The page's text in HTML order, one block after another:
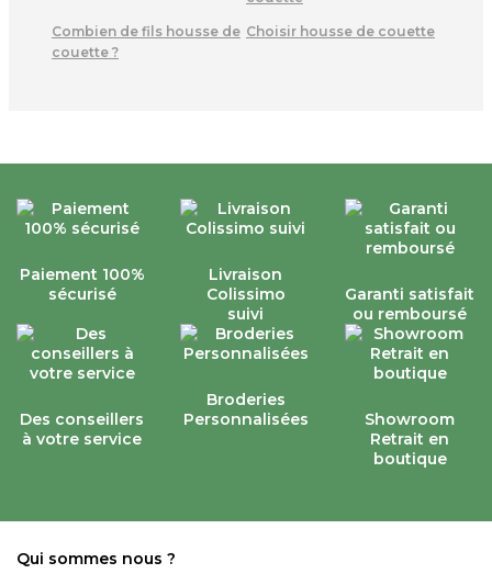
Combien de fils housse de
couette ?
Choisir housse de couette
Paiement 100%
sécurisé
Livraison
Colissimo
suivi
Garanti satisfait
ou remboursé
Des conseillers
à votre service
Broderies
Personnalisées
Showroom
Retrait en
boutique
Qui sommes nous ?